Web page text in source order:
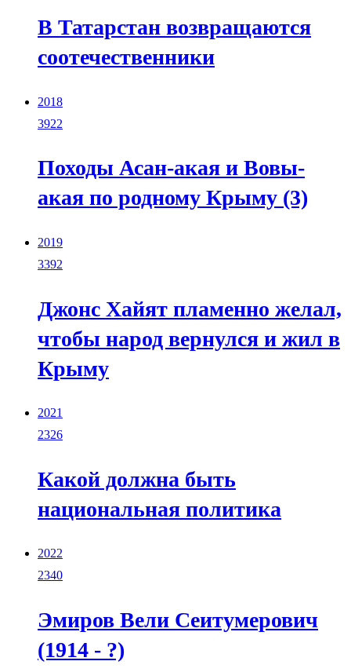
В Татарстан возвращаются
соотечественники
2018
3922
Походы Асан-акая и Вовы-
акая по родному Крыму (3)
2019
3392
Джонс Хайят пламенно желал,
чтобы народ вернулся и жил в
Крыму
2021
2326
Какой должна быть
национальная политика
2022
2340
Эмиров Вели Сеитумерович
(1914 - ?)